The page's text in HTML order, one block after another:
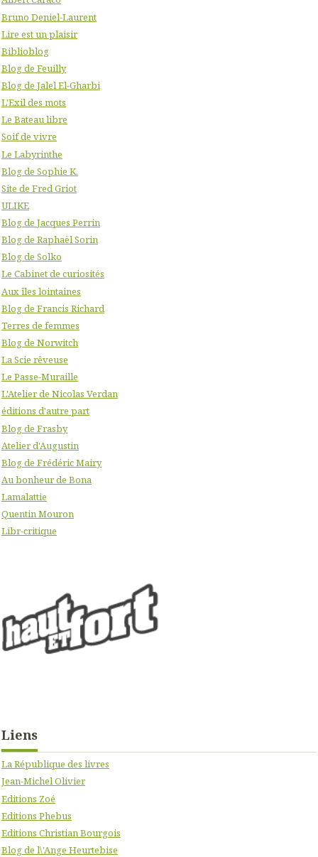
Bruno Deniel-Laurent
Lire est un plaisir
Biblioblog
Blog de Feuilly
Blog de Jalel El-Gharbi
L'Exil des mots
Le Bateau libre
Soif de vivre
Le Labyrinthe
Blog de Sophie K.
Site de Fred Griot
ULIKE
Blog de Jacques Perrin
Blog de Raphaël Sorin
Blog de Solko
Le Cabinet de curiosités
Aux îles lointaines
Blog de Francis Richard
Terres de femmes
Blog de Norwitch
La Scie rêveuse
Le Passe-Muraille
L'Atelier de Nicolas Verdan
éditions d'autre part
Blog de Frasby
Atelier d'Augustin
Blog de Frédéric Mairy
Au bonheur de Bona
Lamalattie
Quentin Mouron
Libr-critique
Liens
La République des livres
Jean-Michel Olivier
Editions Zoé
Editions Phebus
Editions Christian Bourgois
Blog de l\'Ange Heurtebise